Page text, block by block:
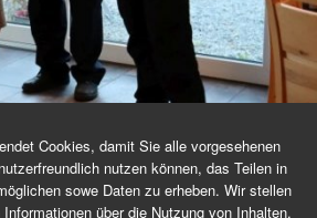
Cookies, damit Sie alle vorgesehenen
nutzen können, das Teilen in
sowe Daten zu erheben. Wir stellen
über die Nutzung von Inhalten,